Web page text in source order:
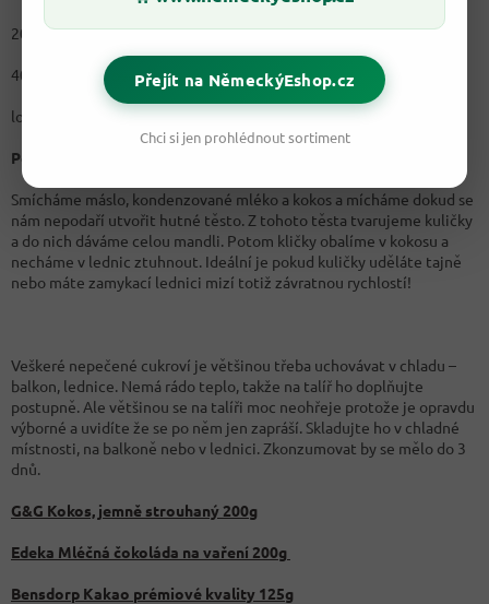
Přejít na NěmeckýEshop.cz
Chci si jen prohlédnout sortiment
200 g strouhaného kokosu (+ na obalování)
400 g kondenzovaného mléka
loupané mandle
Postup:
Smícháme máslo, kondenzované mléko a kokos a mícháme dokud se
nám nepodaří utvořit hutné těsto. Z tohoto těsta tvarujeme kuličky
a do nich dáváme celou mandli. Potom kličky obalíme v kokosu a
necháme v lednic ztuhnout. Ideální je pokud kuličky uděláte tajně
nebo máte zamykací lednici mizí totiž závratnou rychlostí!
Veškeré nepečené cukroví je většinou třeba uchovávat v chladu –
balkon, lednice. Nemá rádo teplo, takže na talíř ho doplňujte
postupně. Ale většinou se na talíři moc neohřeje protože je opravdu
výborné a uvidíte že se po něm jen zapráší. Skladujte ho v chladné
místnosti, na balkoně nebo v lednici. Zkonzumovat by se mělo do 3
dnů.
G&G Kokos, jemně strouhaný 200g
Edeka Mléčná čokoláda na vaření 200g
Bensdorp Kakao prémiové kvality 125g